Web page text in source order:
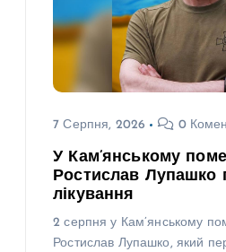
7 Серпня, 2026 0
У Кам’янському
Ростислав Лупашко
лікування
2 серпня у Кам’янському
Ростислав Лупашко, який